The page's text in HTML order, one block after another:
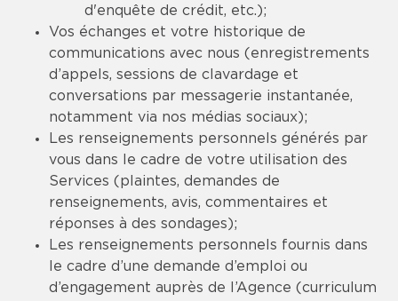
d'enquête de crédit, etc.);
Vos échanges et votre historique de
communications avec nous (enregistrements
d’appels, sessions de clavardage et
conversations par messagerie instantanée,
notamment via nos médias sociaux);
Les renseignements personnels générés par
vous dans le cadre de votre utilisation des
Services (plaintes, demandes de
renseignements, avis, commentaires et
réponses à des sondages);
Les renseignements personnels fournis dans
le cadre d’une demande d’emploi ou
d’engagement auprès de l’Agence (curriculum